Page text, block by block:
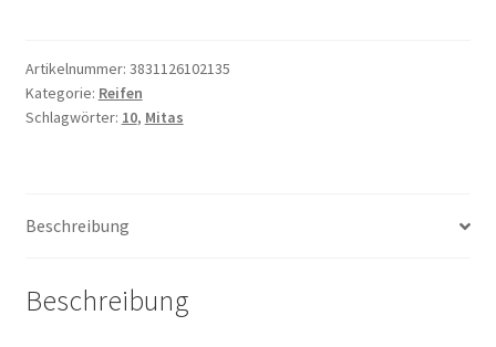
-
10
56J
Artikelnummer: 3831126102135
Kategorie: Reifen
Schlagwörter: 10, Mitas
Beschreibung
Beschreibung